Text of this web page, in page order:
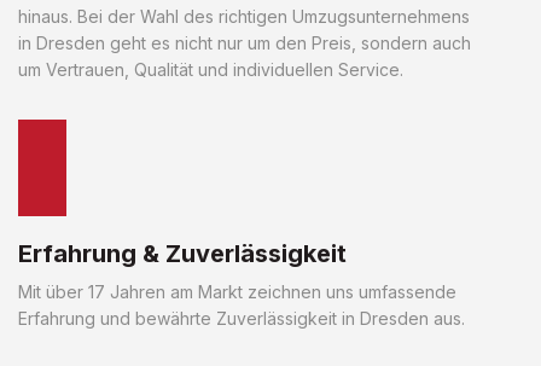
hinaus. Bei der Wahl des richtigen Umzugsunternehmens
in Dresden geht es nicht nur um den Preis, sondern auch
um Vertrauen, Qualität und individuellen Service.
Erfahrung & Zuverlässigkeit
Mit über 17 Jahren am Markt zeichnen uns umfassende
Erfahrung und bewährte Zuverlässigkeit in Dresden aus.